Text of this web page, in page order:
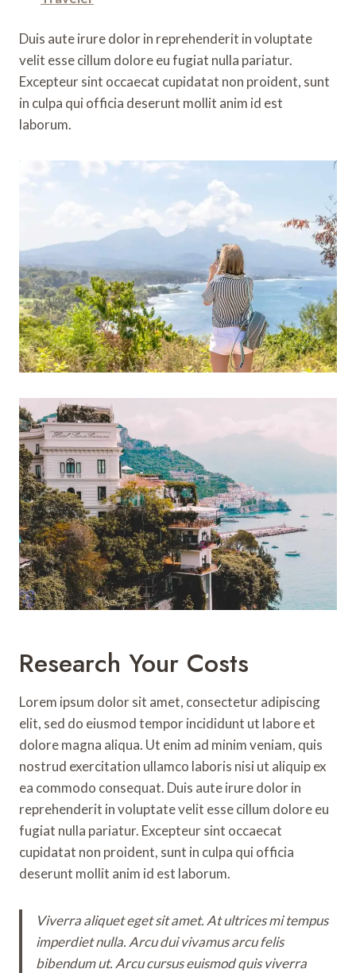
Duis aute irure dolor in reprehenderit in voluptate
velit esse cillum dolore eu fugiat nulla pariatur.
Excepteur sint occaecat cupidatat non proident, sunt
in culpa qui officia deserunt mollit anim id est
laborum.
Research Your Costs
Lorem ipsum dolor sit amet, consectetur adipiscing
elit, sed do eiusmod tempor incididunt ut labore et
dolore magna aliqua. Ut enim ad minim veniam, quis
nostrud exercitation ullamco laboris nisi ut aliquip ex
ea commodo consequat. Duis aute irure dolor in
reprehenderit in voluptate velit esse cillum dolore eu
fugiat nulla pariatur. Excepteur sint occaecat
cupidatat non proident, sunt in culpa qui officia
deserunt mollit anim id est laborum.
Viverra aliquet eget sit amet. At ultrices mi tempus
imperdiet nulla. Arcu dui vivamus arcu felis
bibendum ut. Arcu cursus euismod quis viverra